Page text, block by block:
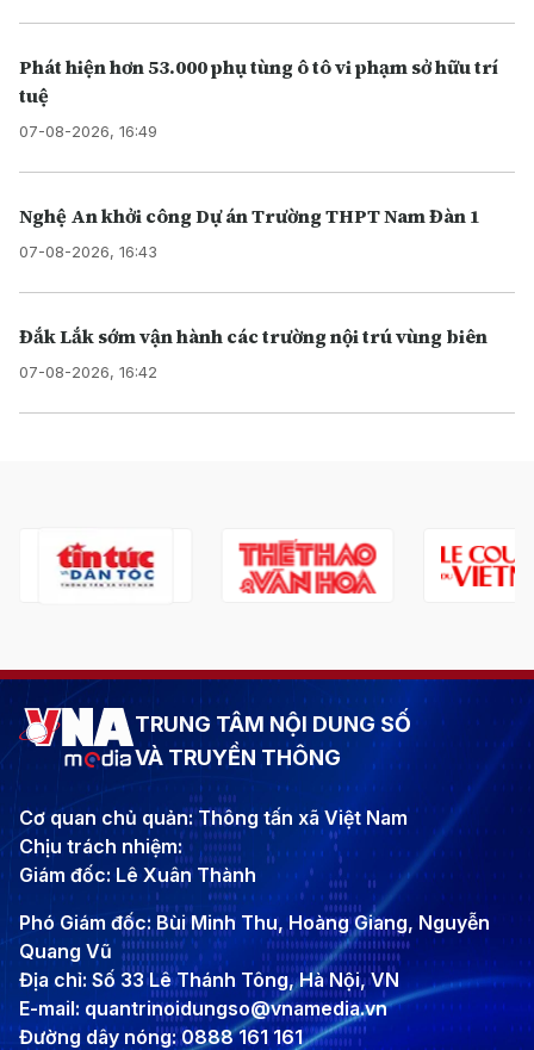
Phát hiện hơn 53.000 phụ tùng ô tô vi phạm sở hữu trí
tuệ
07-08-2026, 16:49
Nghệ An khởi công Dự án Trường THPT Nam Đàn 1
07-08-2026, 16:43
Đắk Lắk sớm vận hành các trường nội trú vùng biên
07-08-2026, 16:42
TRUNG TÂM NỘI DUNG SỐ
VÀ TRUYỀN THÔNG
Cơ quan chủ quản: Thông tấn xã Việt Nam
Chịu trách nhiệm:
Giám đốc: Lê Xuân Thành
Phó Giám đốc: Bùi Minh Thu, Hoàng Giang, Nguyễn
Quang Vũ
Địa chỉ: Số 33 Lê Thánh Tông, Hà Nội, VN
E-mail: quantrinoidungso@vnamedia.vn
Đường dây nóng: 0888 161 161